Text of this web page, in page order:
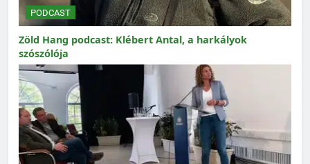
PODCAST
Zöld Hang podcast: Klébert Antal, a harkályok
szószólója